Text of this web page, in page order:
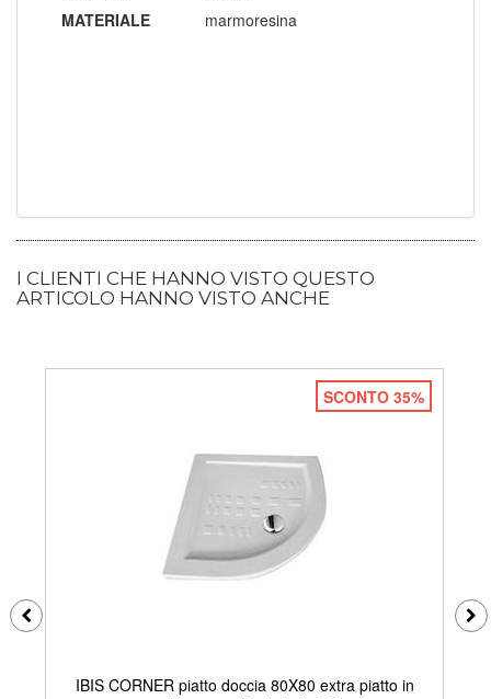
MATERIALE
marmoresina
I CLIENTI CHE HANNO VISTO QUESTO
ARTICOLO HANNO VISTO ANCHE
SCONTO 35%
IBIS CORNER piatto doccia 80X80 extra piatto in